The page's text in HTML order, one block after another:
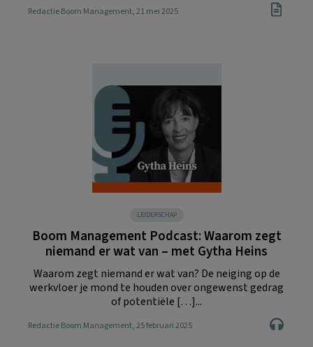
Redactie Boom Management, 21 mei 2025
LEIDERSCHAP
Boom Management Podcast: Waarom zegt
niemand er wat van – met Gytha Heins
Waarom zegt niemand er wat van? De neiging op de
werkvloer je mond te houden over ongewenst gedrag
of potentiële […]...
Redactie Boom Management, 25 februari 2025